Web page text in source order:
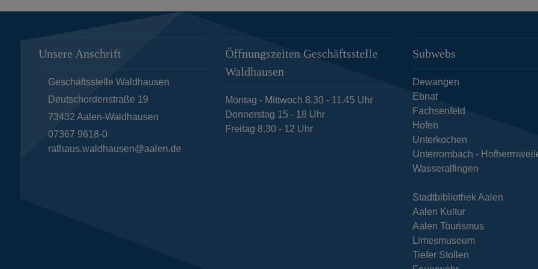
Unsere Anschrift
Geschäftsstelle Waldhausen
Deutschordenstraße 19
73432 Aalen-Waldhausen
07367 9618-0
rathaus.waldhausen@aalen.de
Öffnungszeiten Geschäftsstelle
Waldhausen
Montag - Mittwoch 8.30 - 11.45 Uhr
Donnerstag 15 - 18 Uhr
Freitag 8.30 - 12 Uhr
Subwebs
Dewangen
Ebnat
Fachsenfeld
Hofen
Unterkochen
Unterrombach -
Wasseralfingen
Stadtbibliothek Aalen
Aalen Kultur
Aalen Tourismus
Limesmuseum
Tiefer Stollen